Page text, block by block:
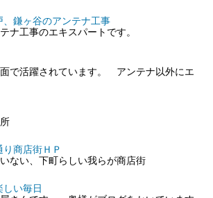
、鎌ヶ谷のアンテナ工事
ナ工事のエキスパートです。
で活躍されています。 アンテナ以外にエ
商店街ＨＰ
ない、下町らしい我らが商店街
い毎日